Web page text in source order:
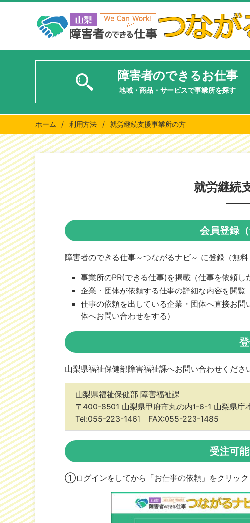
障害者のできるお仕事
地域・商品・サービスで事業所を探す
ホーム / 利用方法 / 就労継続支援事業所の方
就労継続
会員登録
障害者のできる仕事～つながるナビ～ に登録（無料
事業所のPR(できる仕事)を掲載（仕事を依頼し
企業・団体が依頼する仕事の詳細な内容を閲覧
仕事の依頼を出している企業・団体へ直接お
体へお問い合わせをする）
山梨県福祉保健部障害福祉課へお問い合わせくださ
山梨県福祉保健部 障害福祉課
〒400-8501 山梨県甲府市丸の内1-6-1 山梨県庁
Tel:055-223-1461 FAX:055-223-1485
受注可
①ログインをしてから「お仕事の依頼」をクリック